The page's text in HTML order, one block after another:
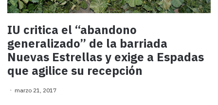
IU critica el “abandono
generalizado” de la barriada
Nuevas Estrellas y exige a Espadas
que agilice su recepción
marzo 21, 2017